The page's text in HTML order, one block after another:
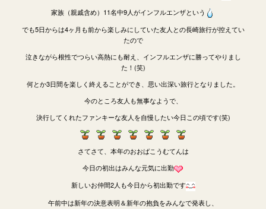
家族（親戚含め）11名中9人がインフルエンザという
でも5日からは4ヶ月も前から楽しみにしていた友人との長崎旅行が控えてい
たので
泣きながら根性でつらい高熱にも耐え、インフルエンザに勝ってやりまし
た！(笑)
何とか3日間を楽しく終えることができ、思い出深い旅行となりました。
今のところ友人も無事なようで、
決行してくれたファンキーな友人を自慢したい今日この頃です(笑)
さてさて、本年のおおばこうむてんは
今日の初出はみんな元気に出勤
新しいお仲間2人も今日から初出勤です
午前中は新年の決意表明＆新年の抱負をみんなで発表し、